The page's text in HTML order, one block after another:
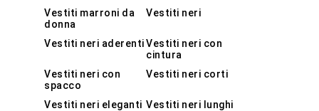
Vestiti marroni da
donna
Vestiti neri
Vestiti neri aderentiVestiti neri con
cintura
Vestiti neri con
spacco
Vestiti neri corti
Vestiti neri eleganti Vestiti neri lunghi